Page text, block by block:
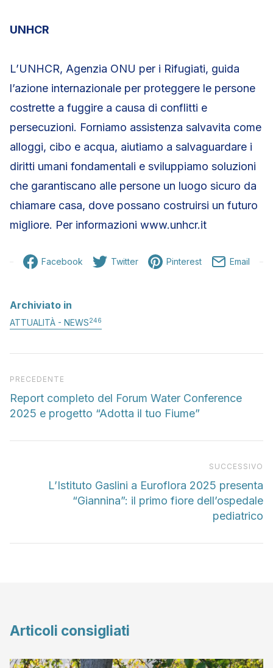
UNHCR
L’UNHCR, Agenzia ONU per i Rifugiati, guida
l’azione internazionale per proteggere le persone
costrette a fuggire a causa di conflitti e
persecuzioni. Forniamo assistenza salvavita come
alloggi, cibo e acqua, aiutiamo a salvaguardare i
diritti umani fondamentali e sviluppiamo soluzioni
che garantiscano alle persone un luogo sicuro da
chiamare casa, dove possano costruirsi un futuro
migliore. Per informazioni www.unhcr.it
Facebook Twitter Pinterest Email
Archiviato in
ATTUALITÀ - NEWS246
Articolo precedente
PRECEDENTE
Report completo del Forum Water Conference
2025 e progetto “Adotta il tuo Fiume”
SUCCESSIVO
L’Istituto Gaslini a Euroflora 2025 presenta
“Giannina”: il primo fiore dell’ospedale
pediatrico
Articoli consigliati